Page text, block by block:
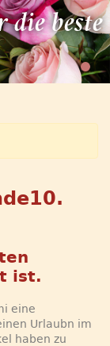
die beste
ist.
eine
Urlaubn im
haben zu